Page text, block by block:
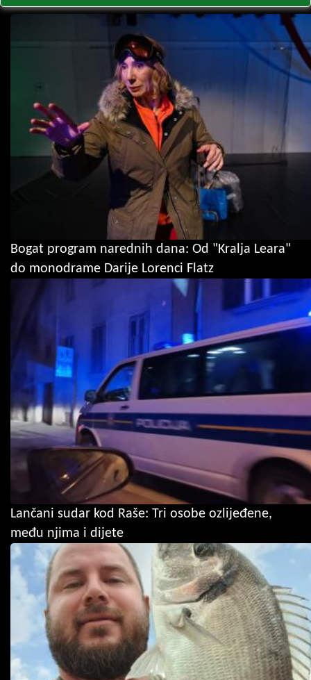
Bogat program narednih dana: Od "Kralja Leara"
do monodrame Darije Lorenci Flatz
Lančani sudar kod Raše: Tri osobe ozlijeđene,
među njima i dijete